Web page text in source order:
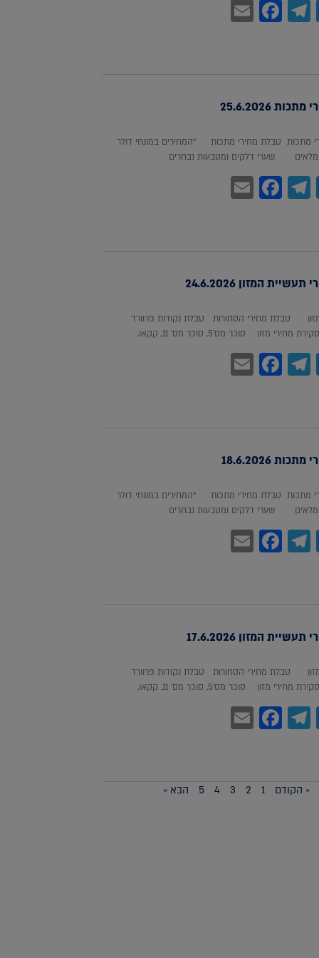
Twitter
Telegram
Facebook
Email
25.6.2026
מתכות טבלת מחירי מתכות *המחירים במונחי דולר
שערי דלקים ומטבעות נבחרים
Twitter
Telegram
Facebook
Email
המזון 24.6.2026
טבלת מחירי הסחורות טבלת נקודות פרוורד
מזון סוכר מס'5, סוכר מס' 11, קקאו,
Twitter
Telegram
Facebook
Email
18.6.2026
מתכות טבלת מחירי מתכות *המחירים במונחי דולר
שערי דלקים ומטבעות נבחרים
Twitter
Telegram
Facebook
Email
המזון 17.6.2026
טבלת מחירי הסחורות טבלת נקודות פרוורד
מזון סוכר מס'5, סוכר מס' 11, קקאו,
Twitter
Telegram
Facebook
Email
« הקודם 1
2
3
4
5 הבא »